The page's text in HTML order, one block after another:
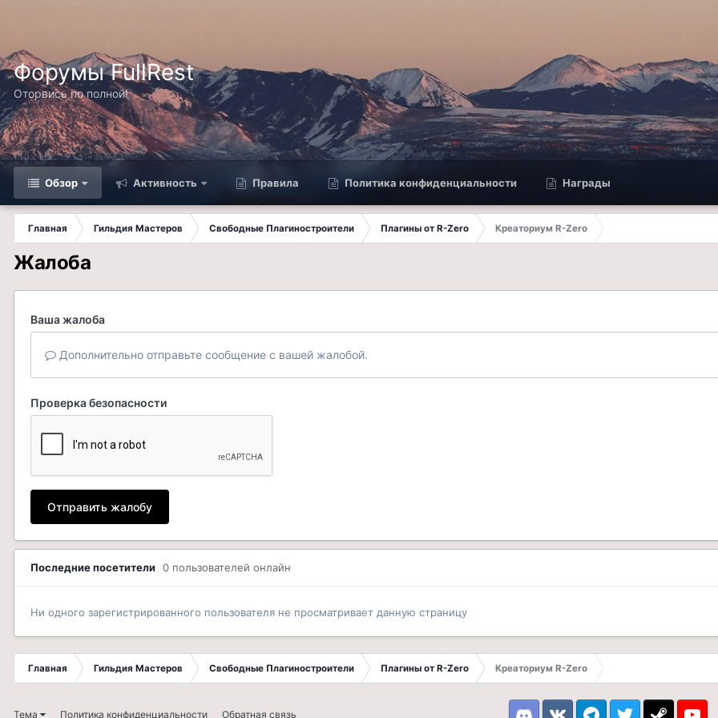
Форумы FullRest
Оторвись по полной!
Обзор Активность Правила Политика конфиденциальности Награды
Главная Гильдия Мастеров Свободные Плагиностроители Плагины от R-Zero
Креаториум R-Zero
Жалоба
Ваша жалоба
Дополнительно отправьте сообщение с вашей жалобой.
Проверка безопасности
Отправить жалобу
Последние посетители 0 пользователей онлайн
Ни одного зарегистрированного пользователя не просматривает данную страницу
Главная Гильдия Мастеров Свободные Плагиностроители Плагины от R-Zero Креаториум R-Zero
Тема Политика конфиденциальности Обратная связь